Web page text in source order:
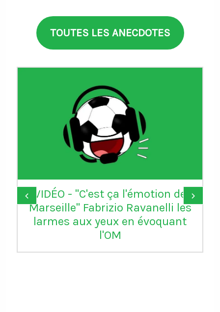
TOUTES LES ANECDOTES
VIDÉO - "C'est ça l'émotion de
Marseille" Fabrizio Ravanelli les
larmes aux yeux en évoquant
l'OM
‹ ›